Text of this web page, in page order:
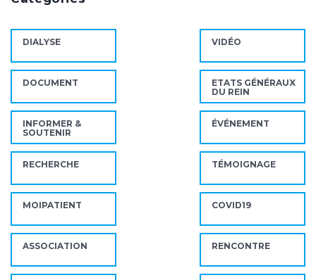
DIALYSE VIDÉO
DOCUMENT
ETATS GÉNÉRAUX
DU REIN
INFORMER &
SOUTENIR
ÉVÉNEMENT
RECHERCHE TÉMOIGNAGE
MOIPATIENT COVID19
ASSOCIATION RENCONTRE